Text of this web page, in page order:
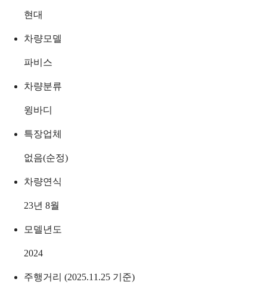
현대
차량모델
파비스
차량분류
윙바디
특장업체
없음(순정)
차량연식
23년 8월
모델년도
2024
주행거리 (2025.11.25 기준)